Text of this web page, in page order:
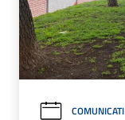
COMUNICATI